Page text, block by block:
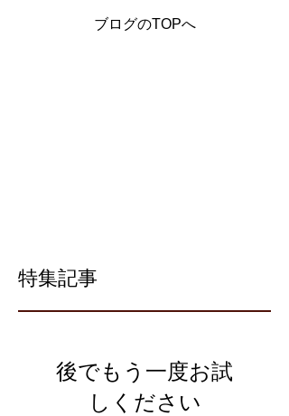
特集記事
ブログのTOPへ
後でもう一度お試
しください